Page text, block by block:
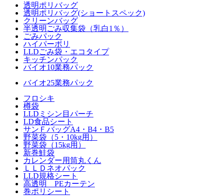
透明ポリバッグ
透明ポリバッグ(ショートスペック)
クリーンバッグ
半透明ごみ収集袋（乳白1％）
ごみパック
ハイパーポリ
LLDごみ袋・エコタイプ
キッチンパック
バイオ10業務パック
バイオ25業務パック
フロシキ
樽袋
LLDミシン目パーチ
LD食品シート
サンＦバッグA4・B4・B5
野菜袋 （5・10kg用）
野菜袋（15kg用）
新巻鮭袋
カレンダー用筒丸くん
ＬＬＤネオパック
LLD規格シート
高透明 PEカーテン
巻ポリシート